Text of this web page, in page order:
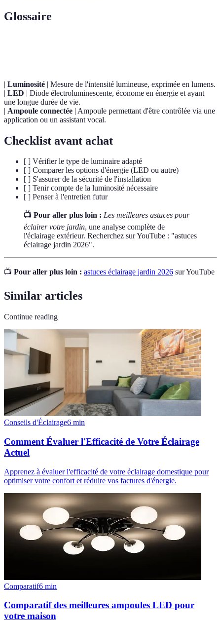
Glossaire
| Luminosité | Mesure de l'intensité lumineuse, exprimée en lumens.
| LED | Diode électroluminescente, économe en énergie et ayant
une longue durée de vie.
| Ampoule connectée | Ampoule permettant d'être contrôlée via une
application ou un assistant vocal.
Checklist avant achat
[ ] Vérifier le type de luminaire adapté
[ ] Comparer les options d'énergie (LED ou autre)
[ ] S'assurer de la sécurité de l'installation
[ ] Tenir compte de la luminosité nécessaire
[ ] Penser à l'entretien futur
📺 Pour aller plus loin : Les meilleures astuces pour
éclairer votre jardin, une analyse complète de
l'éclairage extérieur. Recherchez sur YouTube : "astuces
éclairage jardin 2026".
📺 Pour aller plus loin : astuces éclairage jardin 2026 sur YouTube
Similar articles
Continue reading
Conseils d'Éclairage6 min
Comment Évaluer l'Efficacité de Votre Éclairage
Actuel
Apprenez à évaluer l'efficacité de votre éclairage domestique pour
optimiser votre confort et réduire vos factures d'énergie.
Comparatif6 min
Comparatif des meilleures ampoules LED pour
votre maison